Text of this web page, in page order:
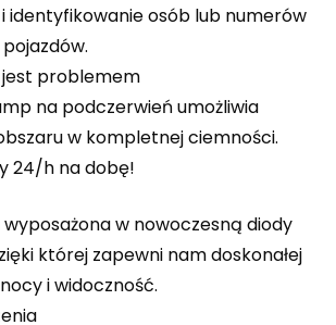
identyfikowanie osób lub numerów
jest problemem
na podczerwień umożliwia
w kompletnej ciemności.
24/h na dobę!
wyposażona w nowoczesną diody
której zapewni nam doskonałej
i widoczność.